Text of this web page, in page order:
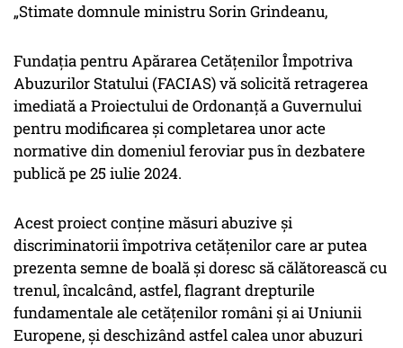
„Stimate domnule ministru Sorin Grindeanu,
Fundația pentru Apărarea Cetățenilor Împotriva
Abuzurilor Statului (FACIAS) vă solicită retragerea
imediată a Proiectului de Ordonanță a Guvernului
pentru modificarea și completarea unor acte
normative din domeniul feroviar pus în dezbatere
publică pe 25 iulie 2024.
Acest proiect conține măsuri abuzive și
discriminatorii împotriva cetățenilor care ar putea
prezenta semne de boală și doresc să călătorească cu
trenul, încalcând, astfel, flagrant drepturile
fundamentale ale cetățenilor români și ai Uniunii
Europene, și deschizând astfel calea unor abuzuri